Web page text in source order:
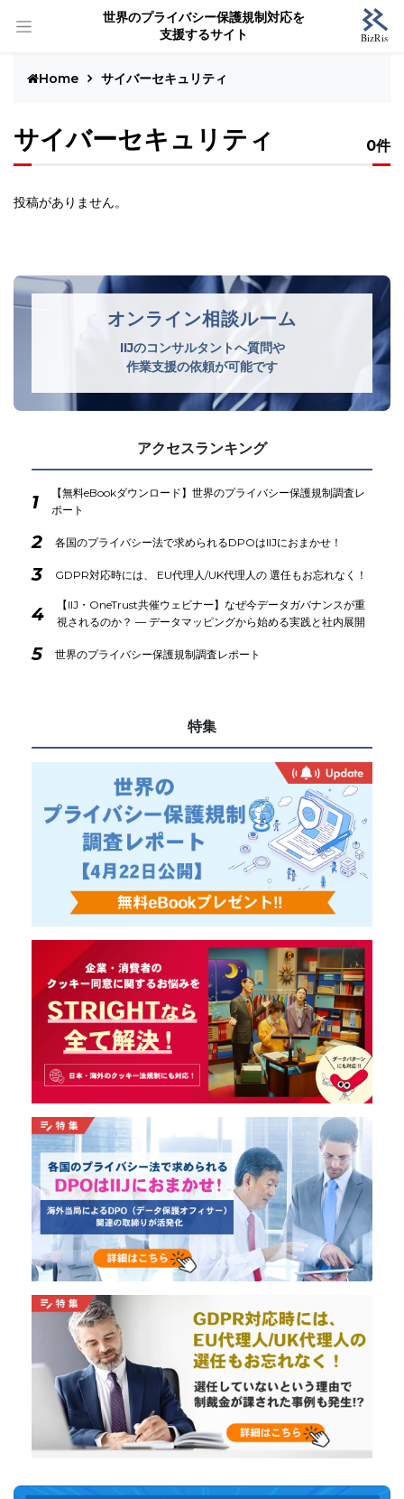
世界のプライバシー保護規制対応を
支援するサイト
Home サイバーセキュリティ
サイバーセキュリティ 0件
投稿がありません。
オンライン相談ルーム
IIJのコンサルタントへ質問や
作業支援の依頼が可能です
アクセスランキング
1
【無料eBookダウンロード】世界のプライバシー保護規制調査レ
ポート
2 各国のプライバシー法で求められるDPOはIIJにおまかせ！
3 GDPR対応時には、 EU代理人/UK代理人の 選任もお忘れなく！
4
【IIJ・OneTrust共催ウェビナー】なぜ今データガバナンスが重
視されるのか？ ― データマッピングから始める実践と社内展開
5 世界のプライバシー保護規制調査レポート
特集